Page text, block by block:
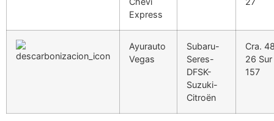
Express
Ayurauto
Vegas
Subaru-
Seres-
DFSK-
Suzuki-
Citroën
Cra.
26
157